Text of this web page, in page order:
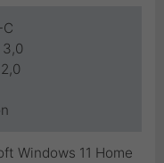
C
3,0
Windows 11 Home